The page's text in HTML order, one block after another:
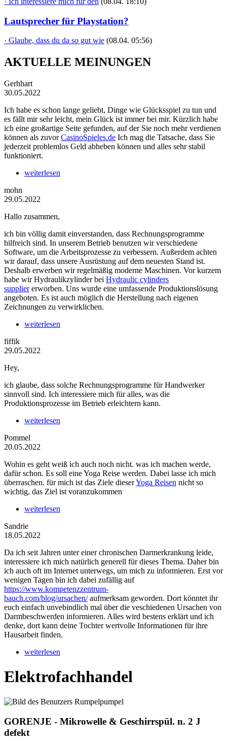
Lautsprecher für Playstation?
· Glaube, dass du da so gut wie (08.04. 05:56)
AKTUELLE MEINUNGEN
Gerhhart
30.05.2022
Ich habe es schon lange geliebt, Dinge wie Glücksspiel zu tun und
es fällt mir sehr leicht, mein Glück ist immer bei mir. Kürzlich habe
ich eine großartige Seite gefunden, auf der Sie noch mehr verdienen
können als zuvorCasinoSpieles.de Ich mag die Tatsache, dass Sie
jederzeit problemlos Geld abheben können und alles sehr stabil
funktioniert.
weiterlesen
mohn
29.05.2022
Hallo zusammen,
ich bin völlig damit einverstanden, dass Rechnungsprogramme
hilfreich sind. In unserem Betrieb benutzen wir verschiedene
Software, um die Arbeitsprozesse zu verbessern. Außerdem achten
wir darauf, dass unsere Ausrüstung auf dem neuesten Stand ist.
Deshalb erwerben wir regelmäßig moderne Maschinen. Vor kurzem
habe wir Hydraulikzylinder bei Hydraulic cylinders
suppliererworben. Uns wurde eine umfassende Produktionslösung
angeboten. Es ist auch möglich die Herstellung nach eigenen
Zeichnungen zu verwirklichen.
weiterlesen
fiffik
29.05.2022
Hey,
ich glaube, dass solche Rechnungsprogramme für Handwerker
sinnvoll sind. Ich interessiere mich für alles, was die
Produktionsprozesse im Betrieb erleichtern kann.
weiterlesen
Pommel
20.05.2022
Wohin es geht weiß ich auch noch nicht. was ich machen werde,
dafür schon. Es soll eine Yoga Reise werden. Dabei lasse ich mich
überraschen. für mich ist das Ziele dieserYoga Reisen nicht so
wichtig, das Ziel ist voranzukommen
weiterlesen
Sandrie
18.05.2022
Da ich seit Jahren unter einer chronischen Darmerkrankung leide,
interessiere ich mich natürlich generell für dieses Thema. Daher bin
ich auch oft im Internet unterwegs, um mich zu informieren. Erst vor
wenigen Tagen bin ich dabei zufällig auf
https://www.kompetenzzentrum-
bauch.com/blog/ursachen/aufmerksam geworden. Dort könntet ihr
euch einfach unvebindlich mal über die veschiedenen Ursachen von
Darmbeschwerden informieren. Alles wird bestens erklärt und ich
denke, dort kann deine Tochter wertvolle Informationen für ihre
Hausarbeit finden.
weiterlesen
Elektrofachhandel
GORENJE - Mikrowelle & Geschirrspül. n. 2 J
defekt